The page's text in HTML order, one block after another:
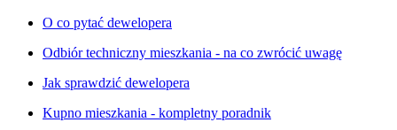
O co pytać dewelopera
Odbiór techniczny mieszkania - na co zwrócić uwagę
Jak sprawdzić dewelopera
Kupno mieszkania - kompletny poradnik